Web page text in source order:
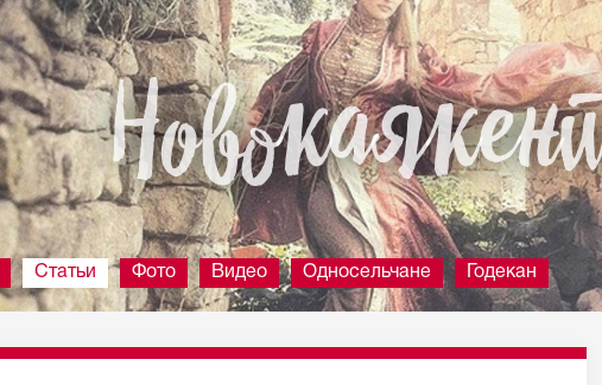
Статьи Фото Видео Односельчане Годекан